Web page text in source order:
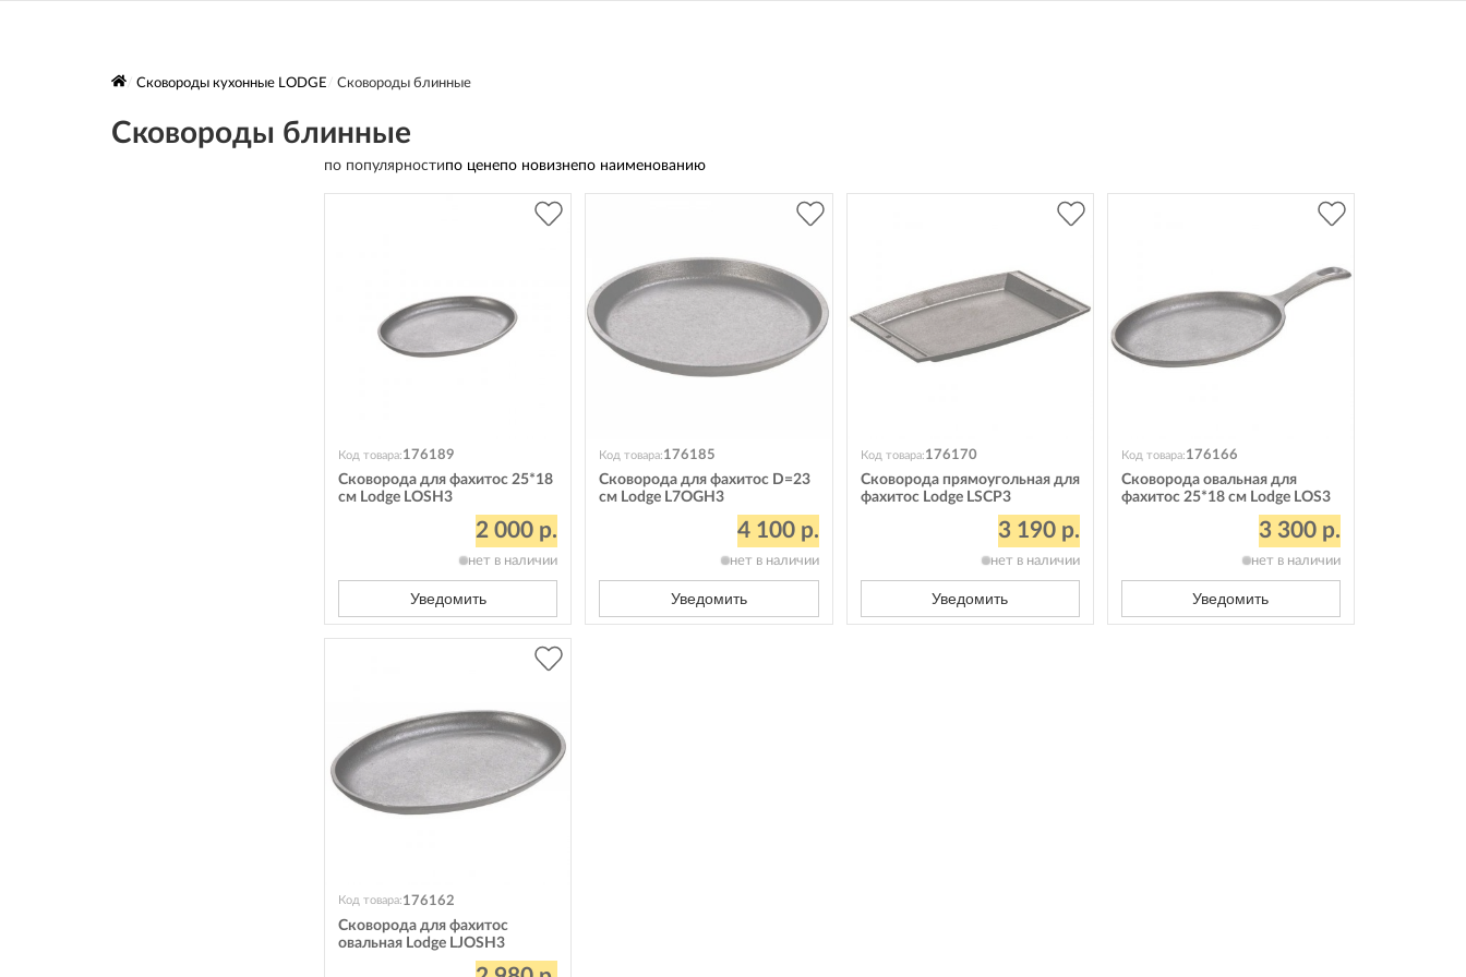
Сковороды кухонные LODGE Сковороды блинные
Сковороды блинные
по популярностипо ценепо новизнепо наименованию
Код товара:176189
Сковорода для фахитос 25*18
см Lodge LOSH3
2 000 р.
нет в наличии
Уведомить
Код товара:176185
Сковорода для фахитос D=23
см Lodge L7OGH3
4 100 р.
нет в наличии
Уведомить
Код товара:176170
Сковорода прямоугольная для
фахитос Lodge LSCP3
3 190 р.
нет в наличии
Уведомить
Код товара:176166
Сковорода овальная для
фахитос 25*18 см Lodge LOS3
3 300 р.
нет в наличии
Уведомить
Код товара:176162
Сковорода для фахитос
овальная Lodge LJOSH3